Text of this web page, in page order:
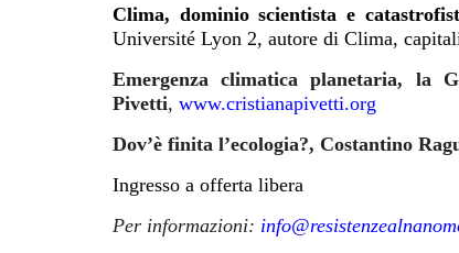
Clima, dominio scientista e
Université Lyon 2, autore di Clima,
Emergenza climatica planetaria, la
Pivetti, www.cristianapivetti.org
Dov’è finita l’ecologia?, Costantino
Ingresso a offerta libera
Per informazioni: